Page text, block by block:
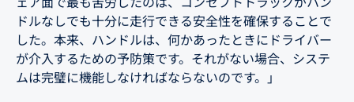
ドルなしでも十分に走行できる安全性を確保することで
した。本来、ハンドルは、何かあったときにドライバー
が介入するための予防策です。それがない場合、システ
ムは完璧に機能しなければならないのです。」